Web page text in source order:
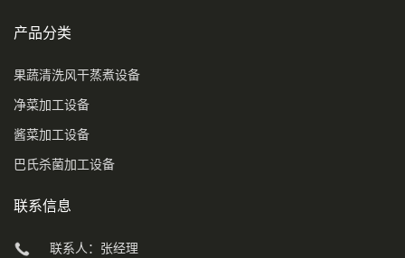
产品分类
果蔬清洗风干蒸煮设备
净菜加工设备
酱菜加工设备
巴氏杀菌加工设备
联系信息
联系人：张经理